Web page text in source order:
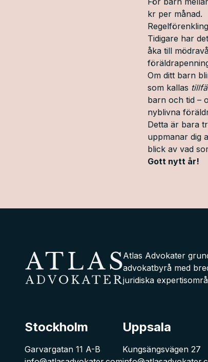
kr per månad.
Tidigare har
åka till
Om ditt barn
som kallas
barn och tid –
nyblivna
Detta är bara
uppmanar dig
blick av vad
Gott nytt år!
Atlas Advokater
advokatbyrå med
juridiska
Stockholm
Garvargatan 11 A-B
Uppsala
Kungsängsvägen 27